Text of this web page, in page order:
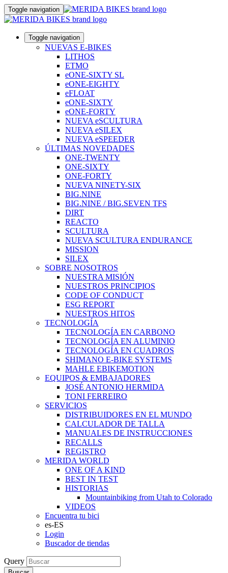
Toggle navigation
Toggle navigation
NUEVAS E-BIKES
LITHOS
ETMO
eONE-SIXTY SL
eONE-EIGHTY
eFLOAT
eONE-SIXTY
eONE-FORTY
NUEVA eSCULTURA
NUEVA eSILEX
NUEVA eSPEEDER
ÚLTIMAS NOVEDADES
ONE-TWENTY
ONE-SIXTY
ONE-FORTY
NUEVA NINETY-SIX
BIG.NINE
BIG.NINE / BIG.SEVEN TFS
DIRT
REACTO
SCULTURA
NUEVA SCULTURA ENDURANCE
MISSION
SILEX
SOBRE NOSOTROS
NUESTRA MISIÓN
NUESTROS PRINCIPIOS
CODE OF CONDUCT
ESG REPORT
NUESTROS HITOS
TECNOLOGÍA
TECNOLOGÍA EN CARBONO
TECNOLOGÍA EN ALUMINIO
TECNOLOGÍA EN CUADROS
SHIMANO E-BIKE SYSTEMS
MAHLE EBIKEMOTION
EQUIPOS & EMBAJADORES
JOSÉ ANTONIO HERMIDA
TONI FERREIRO
SERVICIOS
DISTRIBUIDORES EN EL MUNDO
CALCULADOR DE TALLA
MANUALES DE INSTRUCCIONES
RECALLS
REGISTRO
MERIDA WORLD
ONE OF A KIND
BEST IN TEST
HISTORIAS
Mountainbiking from Utah to Colorado
VIDEOS
Encuentra tu bici
es-ES
Login
Buscador de tiendas
Query